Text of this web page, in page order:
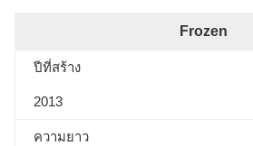
Frozen
ปีที่สร้าง
2013
ความยาว